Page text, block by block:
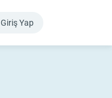
Giriş Yap